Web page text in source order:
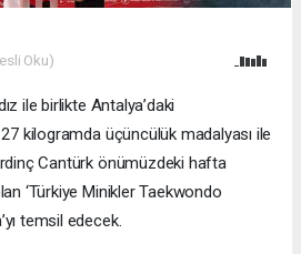
Oku)
ile birlikte Antalya’daki
kilogramda üçüncülük madalyası ile
Cantürk önümüzdeki hafta
‘Türkiye Minikler Taekwondo
temsil edecek.